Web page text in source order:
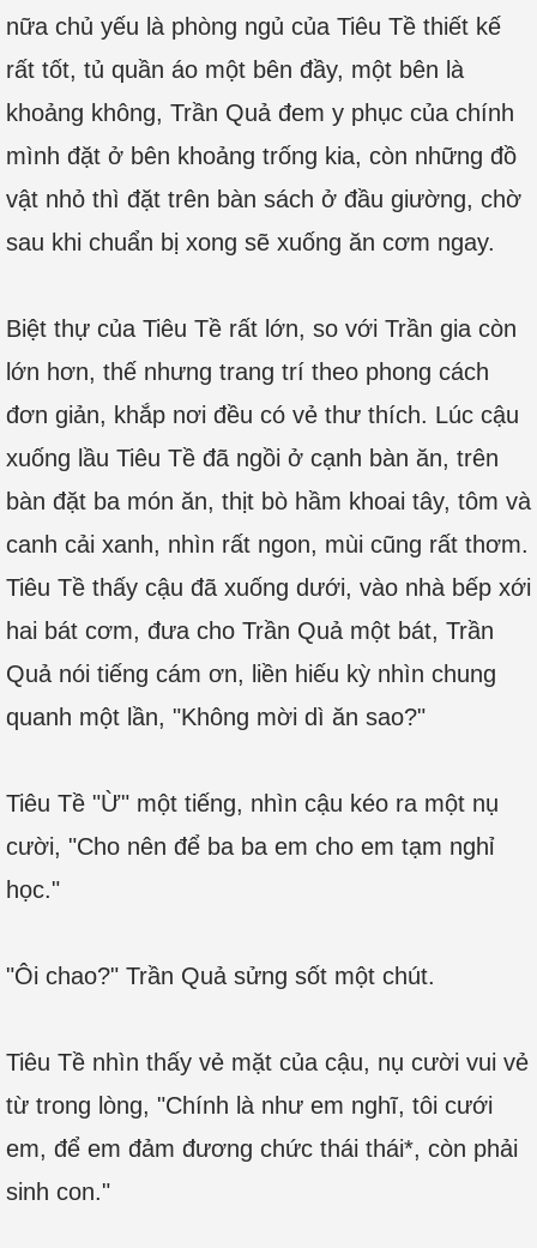
nữa chủ yếu là phòng ngủ của Tiêu Tề thiết kế
rất tốt, tủ quần áo một bên đầy, một bên là
khoảng không, Trần Quả đem y phục của chính
mình đặt ở bên khoảng trống kia, còn những đồ
vật nhỏ thì đặt trên bàn sách ở đầu giường, chờ
sau khi chuẩn bị xong sẽ xuống ăn cơm ngay.
Biệt thự của Tiêu Tề rất lớn, so với Trần gia còn
lớn hơn, thế nhưng trang trí theo phong cách
đơn giản, khắp nơi đều có vẻ thư thích. Lúc cậu
xuống lầu Tiêu Tề đã ngồi ở cạnh bàn ăn, trên
bàn đặt ba món ăn, thịt bò hầm khoai tây, tôm và
canh cải xanh, nhìn rất ngon, mùi cũng rất thơm.
Tiêu Tề thấy cậu đã xuống dưới, vào nhà bếp xới
hai bát cơm, đưa cho Trần Quả một bát, Trần
Quả nói tiếng cám ơn, liền hiếu kỳ nhìn chung
quanh một lần, "Không mời dì ăn sao?"
Tiêu Tề "Ừ" một tiếng, nhìn cậu kéo ra một nụ
cười, "Cho nên để ba ba em cho em tạm nghỉ
học."
"Ôi chao?" Trần Quả sửng sốt một chút.
Tiêu Tề nhìn thấy vẻ mặt của cậu, nụ cười vui vẻ
từ trong lòng, "Chính là như em nghĩ, tôi cưới
em, để em đảm đương chức thái thái*, còn phải
sinh con."